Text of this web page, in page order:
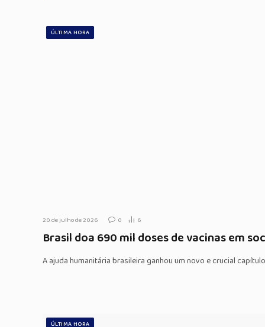
ÚLTIMA HORA
20 de julho de 2026 0 6
Brasil doa 690 mil doses de vacinas em
A ajuda humanitária brasileira ganhou um novo e crucial
ÚLTIMA HORA